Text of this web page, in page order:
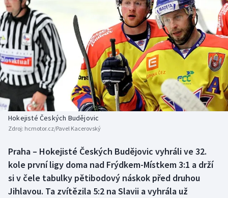
DALŠÍ SPORTY
Americký fotbal
Baseball a softbal
Basketbal
Biatlon
Box
Curling
NEPŘEHLÉDNĚTE
Soutěže
Historické návraty
Aplikace ČT sport
Hokejisté Českých Budějovic
Zdroj: hcmotor.cz/Pavel Kacerovský
Praha – Hokejisté Českých Budějovic vyhráli ve 32.
kole první ligy doma nad Frýdkem-Místkem 3:1 a drží
si v čele tabulky pětibodový náskok před druhou
Jihlavou. Ta zvítězila 5:2 na Slavii a vyhrála už